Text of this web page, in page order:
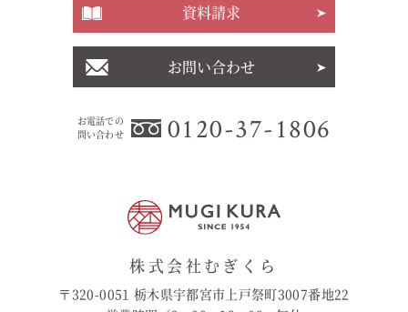
お電話での
問い合わせ
0120-37-1806
資料請求
お問い合わせ
株式会社むぎくら
〒320-0051 栃木県宇都宮市上戸祭町3007番地22